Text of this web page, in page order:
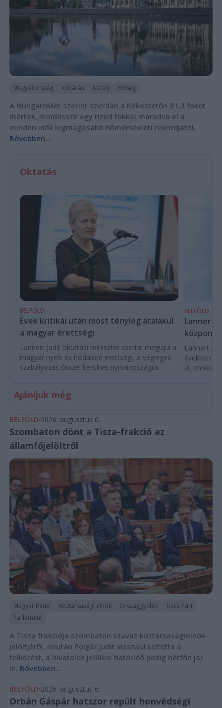
Magyarország Időjárás Aszály Hőség
A HungaroMet szerint szerdán a Kékestetőn 31,3 fokot
mértek, mindössze egy tized fokkal maradva el a
minden idők legmagasabb hőmérsékleti rekordjától.
Bővebben...
Oktatás
BELFÖLD
Évek kritikái után most tényleg átalakul
a magyar érettségi
Lannert Judit oktatási miniszter szerint megújul a
magyar nyelv és irodalom érettségi, a végleges
szabályozás ősszel kerülhet nyilvánosságra.
BELFÖLD
Lannert
Lannert
években
ki, ennek
Ajánljuk még
BELFÖLD 2026. augusztus 6.
Szombaton dönt a Tisza-frakció az
államfőjelöltről
Magyar Péter Köztársasági elnök Országgyűlés
Tisza Párt
Parlament
A Tisza frakciója szombaton szavaz köztársaságielnök-
jelöltjéről, miután Polgár Judit visszautasította a
felkérést, a hivatalos jelölési határidő pedig hétfőn jár
le. Bővebben...
BELFÖLD 2026. augusztus 6.
Orbán Gáspár hatszor repült honvédségi